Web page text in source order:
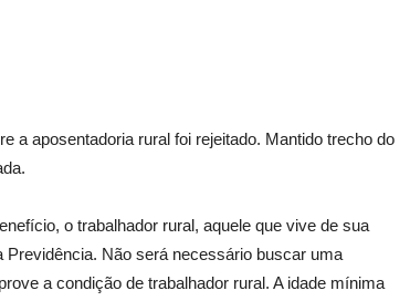
a aposentadoria rural foi rejeitado. Mantido trecho do
o trabalhador rural, aquele que vive de sua
Não será necessário buscar uma
a condição de trabalhador rural. A idade mínima